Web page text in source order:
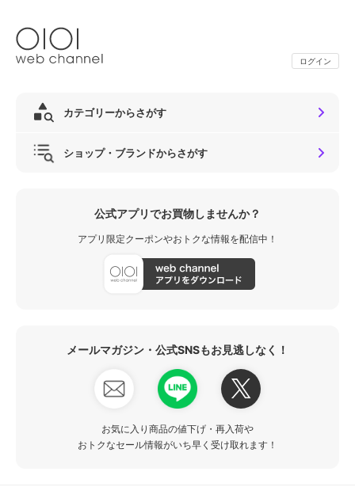
ログイン
カテゴリーからさがす
ショップ・ブランドからさがす
公式アプリでお買物しませんか？
アプリ限定クーポンやおトクな情報を配信中！
メールマガジン・公式SNSもお見逃しなく！
お気に入り商品の値下げ・再入荷や
おトクなセール情報がいち早く受け取れます！